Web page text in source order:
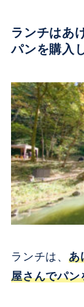
ランチはあ
パンを購入
ランチは、 あ
屋さんでパン